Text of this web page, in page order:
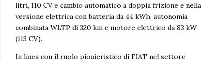
litri, 110 CV e cambio automatico a doppia frizione e nella
versione elettrica con batteria da 44 kWh, autonomia
combinata WLTP di 320 km e motore elettrico da 83 kW
(113 CV).
In linea con il ruolo pionieristico di FIAT nel settore